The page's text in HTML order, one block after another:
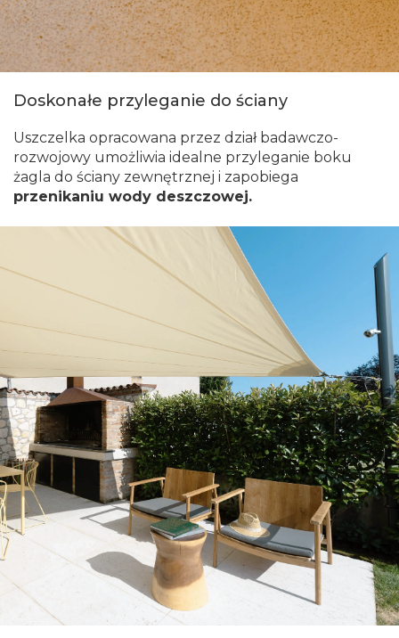
Doskonałe przyleganie do ściany
Uszczelka opracowana przez dział badawczo-
rozwojowy umożliwia idealne przyleganie boku
żagla do ściany zewnętrznej i zapobiega
przenikaniu wody deszczowej.